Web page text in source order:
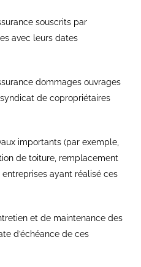
souscrits par
avec leurs dates
dommages ouvrages
de copropriétaires
importants (par exemple,
de toiture, remplacement
ayant réalisé ces
et de maintenance des
d’échéance de ces